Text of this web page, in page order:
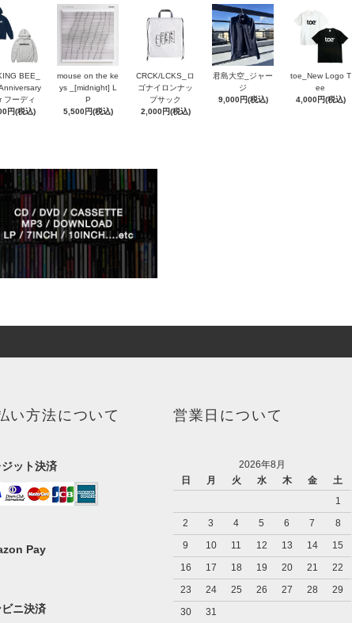
BEE_
フーディ
円(税込)
mouse on the ke
ys _[midnight] L
P
5,500円(税込)
CRCK/LCKS_ロ
ゴナイロンナッ
プサック
2,000円(税込)
君島大空_ジャー
ジ
9,000円(税込)
toe_New Logo T
ee
4,000円(税込)
い方法について
ット決済
Pay
ビニ決済
営業日について
2026年8月
日
月 火 水 木 金
土
1
2
3 4 5 6 7
8
9
10 11 12 13 14
15
16
17 18 19 20 21
22
23
24 25 26 27 28
29
30
31